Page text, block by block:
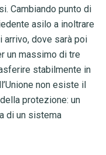
Cambiando punto di
asilo a inoltrare
arrivo, dove sarà poi
un massimo di tre
stabilmente in
non esiste il
protezione: un
di un sistema